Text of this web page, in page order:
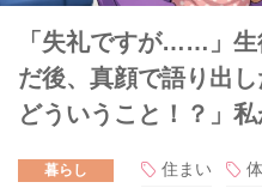
「失礼ですが……」
だ後、真顔で語り出
どういうこと！？」
暮らし 住まい